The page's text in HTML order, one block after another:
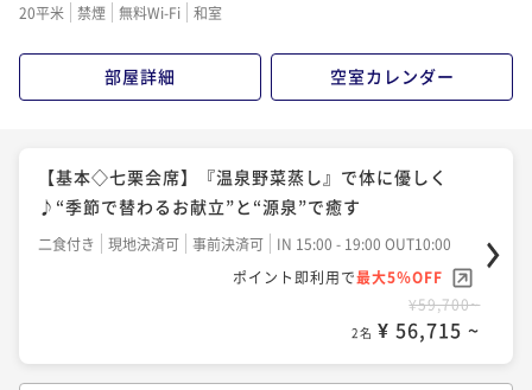
20平米 禁煙 無料Wi-Fi 和室
部屋詳細 空室カレンダー
【基本◇七栗会席】『温泉野菜蒸し』で体に優しく
♪“季節で替わるお献立”と“源泉”で癒す
二食付き 現地決済可 事前決済可
IN 15:00 - 19:00 OUT10:00
ポイント即利用で最大5％OFF
¥59,700~
2名 ¥ 56,715 ~